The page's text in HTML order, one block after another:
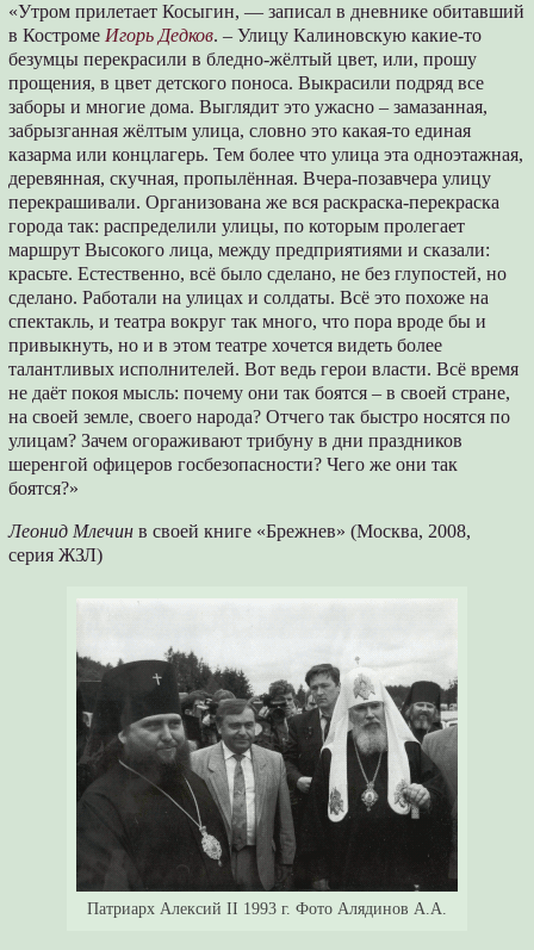
«Утром прилетает Косыгин, — записал в дневнике обитавший
в КостромеИгорь Дедков. – Улицу Калиновскую какие-то
безумцы перекрасили в бледно-жёлтый цвет, или, прошу
прощения, в цвет детского поноса. Выкрасили подряд все
заборы и многие дома. Выглядит это ужасно – замазанная,
забрызганная жёлтым улица, словно это какая-то единая
казарма или концлагерь. Тем более что улица эта одноэтажная,
деревянная, скучная, пропылённая. Вчера-позавчера улицу
перекрашивали. Организована же вся раскраска-перекраска
города так: распределили улицы, по которым пролегает
маршрут Высокого лица, между предприятиями и сказали:
красьте. Естественно, всё было сделано, не без глупостей, но
сделано. Работали на улицах и солдаты. Всё это похоже на
спектакль, и театра вокруг так много, что пора вроде бы и
привыкнуть, но и в этом театре хочется видеть более
талантливых исполнителей. Вот ведь герои власти. Всё время
не даёт покоя мысль: почему они так боятся – в своей стране,
на своей земле, своего народа? Отчего так быстро носятся по
улицам? Зачем огораживают трибуну в дни праздников
шеренгой офицеров госбезопасности? Чего же они так
боятся?»
Леонид Млечин в своей книге «Брежнев» (Москва, 2008,
серия ЖЗЛ)
Патриарх Алексий II 1993 г. Фото Алядинов А.А.